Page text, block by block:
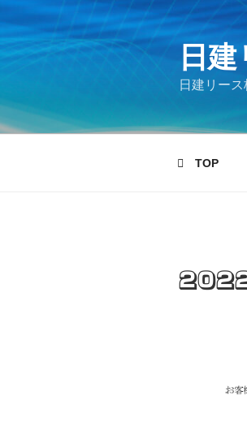
コ
ン
テ
へ
ス
日建
日建リー
TOP
2022